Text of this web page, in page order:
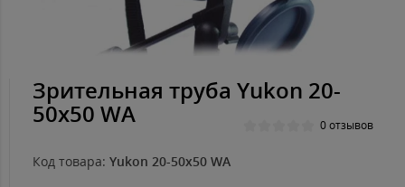
Зрительная труба Yukon 20-
50х50 WA 0 отзывов
Код товара: Yukon 20-50х50 WA